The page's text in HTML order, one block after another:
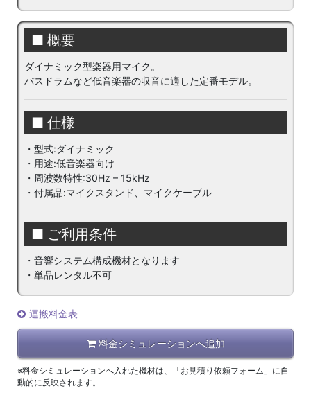
■ 概要
ダイナミック型楽器用マイク。
バスドラムなど低音楽器の収音に適した定番モデル。
■ 仕様
・型式:ダイナミック
・用途:低音楽器向け
・周波数特性:30Hz – 15kHz
・付属品:マイクスタンド、マイクケーブル
■ ご利用条件
・音響システム構成機材となります
・単品レンタル不可
運搬料金表
料金シミュレーションへ追加
※料金シミュレーションへ入れた機材は、「お見積り依頼フォーム」に自
動的に反映されます。